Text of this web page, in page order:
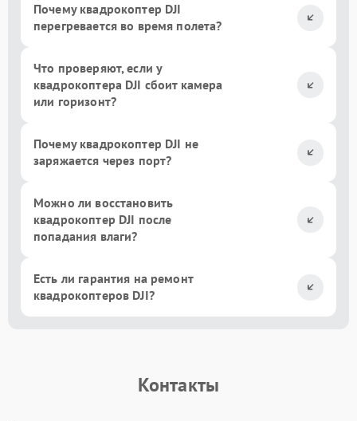
Почему квадрокоптер DJI
перегревается во время полета?
Что проверяют, если у
квадрокоптера DJI сбоит камера
или горизонт?
Почему квадрокоптер DJI не
заряжается через порт?
Можно ли восстановить
квадрокоптер DJI после
попадания влаги?
Есть ли гарантия на ремонт
квадрокоптеров DJI?
Контакты